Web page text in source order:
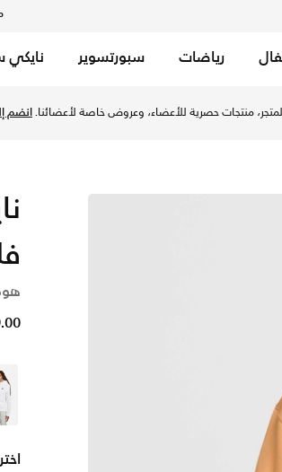
رياضات سبورتسوير نايكي
منتجات حصرية للأعضاء، وعروض خاصة لأعضائنا.انضم